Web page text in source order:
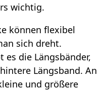
wichtig.
können flexibel
sich dreht.
es die Längsbänder,
Längsband. An
und größere